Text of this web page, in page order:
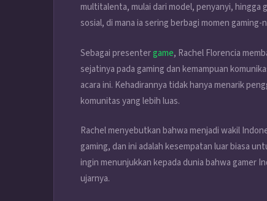
multitalenta, mulai dari model, penyanyi, hingga
sosial, di mana ia sering berbagi momen gaming-
Sebagai presentergame, Rachel Florencia
sejatinya pada gaming dan kemampuan
acara ini. Kehadirannya tidak hanya menarik
komunitas yang lebih luas.
Rachel menyebutkan bahwa menjadi wakil
gaming, dan ini adalah kesempatan luar biasa
ingin menunjukkan kepada dunia bahwa gamer
ujarnya.